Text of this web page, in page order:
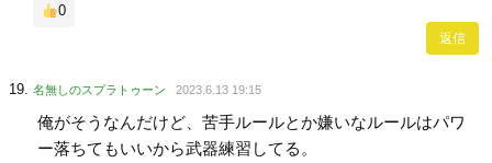
0
返信
名無しのスプラトゥーン 2023.6.13 19:15
俺がそうなんだけど、苦手ルールとか嫌いなルールはパワ
ー落ちてもいいから武器練習してる。